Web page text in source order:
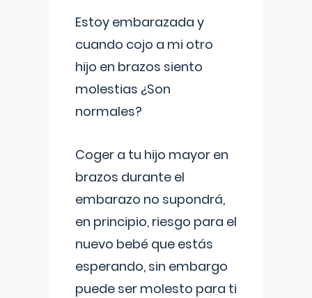
Estoy embarazada y
cuando cojo a mi otro
hijo en brazos siento
molestias ¿Son
normales?
Coger a tu hijo mayor en
brazos durante el
embarazo no supondrá,
en principio, riesgo para el
nuevo bebé que estás
esperando, sin embargo
puede ser molesto para ti